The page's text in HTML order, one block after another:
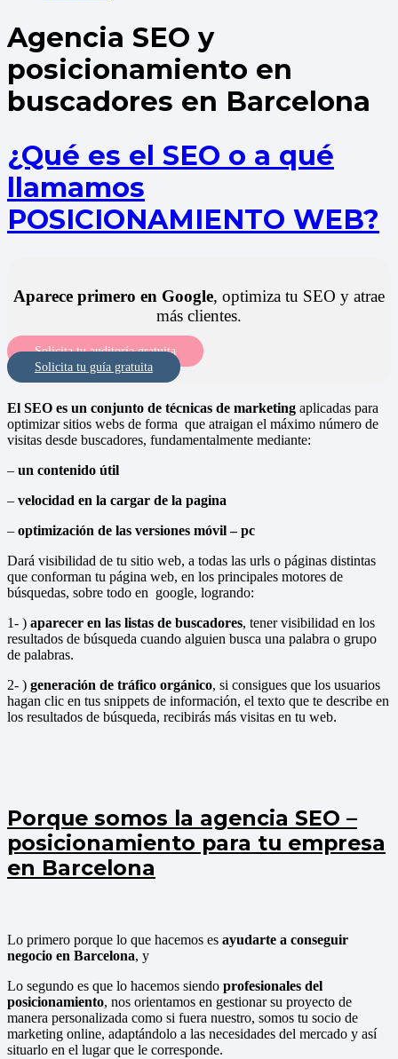
Agencia SEO y
posicionamiento en
buscadores en Barcelona
¿Qué es el SEO o a qué
llamamos
POSICIONAMIENTO WEB?
Aparece primero en Google, optimiza tu SEO y atrae
más clientes.
Solicita tu auditoría gratuita
Solicita tu guía gratuita
El SEO es un conjunto de técnicas de marketing aplicadas para
optimizar sitios webs de forma que atraigan el máximo número de
visitas desde buscadores, fundamentalmente mediante:
– un contenido útil
– velocidad en la cargar de la pagina
– optimización de las versiones móvil – pc
Dará visibilidad de tu sitio web, a todas las urls o páginas distintas
que conforman tu página web, en los principales motores de
búsquedas, sobre todo en google, logrando:
1- ) aparecer en las listas de buscadores, tener visibilidad en los
resultados de búsqueda cuando alguien busca una palabra o grupo
de palabras.
2- ) generación de tráfico orgánico, si consigues que los usuarios
hagan clic en tus snippets de información, el texto que te describe en
los resultados de búsqueda, recibirás más visitas en tu web.
Porque somos la agencia SEO –
posicionamiento para tu empresa
en Barcelona
Lo primero porque lo que hacemos es ayudarte a conseguir
negocio en Barcelona, y
Lo segundo es que lo hacemos siendo profesionales del
posicionamiento, nos orientamos en gestionar su proyecto de
manera personalizada como si fuera nuestro, somos tu socio de
marketing online, adaptándolo a las necesidades del mercado y así
situarlo en el lugar que le corresponde.